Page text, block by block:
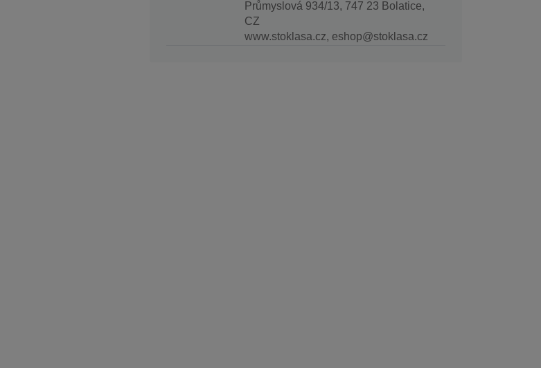
Průmyslová 934/13, 747 23 Bolatice,
CZ
www.stoklasa.cz, eshop@stoklasa.cz